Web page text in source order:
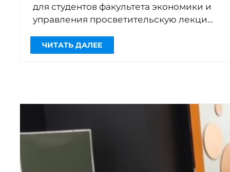
для студентов факультета экономики и
управления просветительскую лекцию
взгляд». Перед первокурсниками